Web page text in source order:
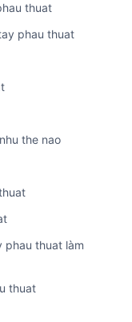
thuat
phau thuat
the nao
phau thuat làm
thuat